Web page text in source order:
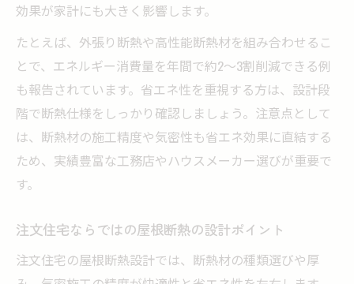
高性能住宅を目指す注文住宅の考え方
注文住宅で目指すべき高性能住宅の条件
注文住宅で高断熱・高気密を両立させる方
法
注文住宅で重視する高性能住宅の指標とは
注文住宅に必要な高性能住宅の設計視点
注文住宅と高性能住宅の違いと特徴
注文住宅が叶える断熱住宅の住み心地とは
注文住宅で感じる断熱住宅の快適な毎日
効果が家計にも大きく影響します。
たとえば、外張り断熱や高性能断熱材を組み合わせるこ
とで、エネルギー消費量を年間で約2～3割削減できる例
も報告されています。省エネ性を重視する方は、設計段
階で断熱仕様をしっかり確認しましょう。注意点として
は、断熱材の施工精度や気密性も省エネ効果に直結する
ため、実績豊富な工務店やハウスメーカー選びが重要で
す。
注文住宅ならではの屋根断熱の設計ポイント
注文住宅の屋根断熱設計では、断熱材の種類選びや厚